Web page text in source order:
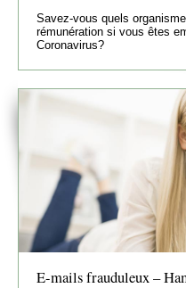
Savez-vous quels
rémunération si vous êtes
Coronavirus?
E-mails frauduleux –